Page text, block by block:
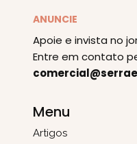
ANUNCIE
Apoie e invista no
Entre em contato
Menu
Artigos